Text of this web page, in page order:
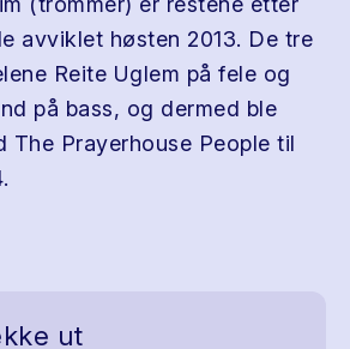
avviklet høsten 2013. De tre
Reite Uglem på fele og
på bass, og dermed ble
The Prayerhouse People til
ut